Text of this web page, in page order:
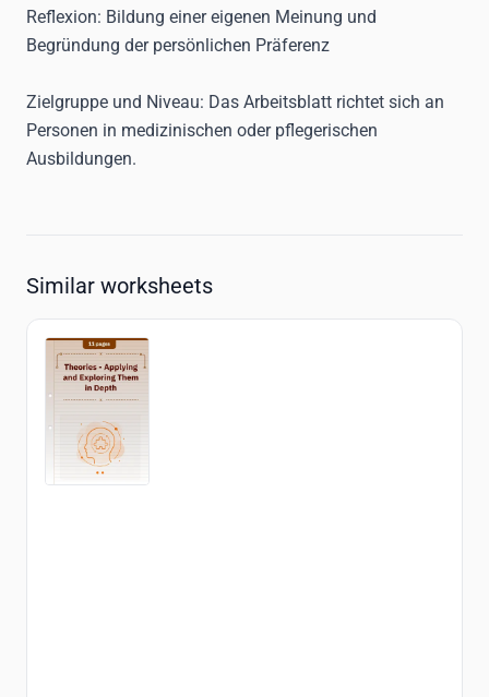
Reflexion: Bildung einer eigenen Meinung und
Begründung der persönlichen Präferenz
Zielgruppe und Niveau: Das Arbeitsblatt richtet sich an
Personen in medizinischen oder pflegerischen
Ausbildungen.
Similar worksheets